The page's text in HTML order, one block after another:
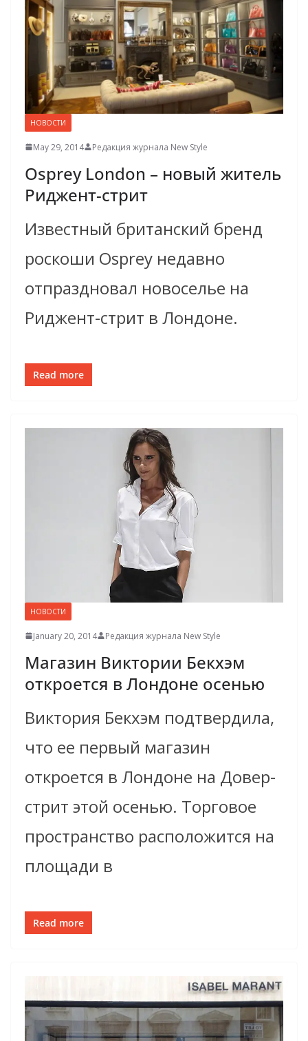
НОВОСТИ
May 29, 2014 Редакция журнала New Style
Osprey London – новый житель
Риджент-стрит
Известный британский бренд
роскоши Osprey недавно
отпраздновал новоселье на
Риджент-стрит в Лондоне.
Read more
НОВОСТИ
January 20, 2014 Редакция журнала New Style
Магазин Виктории Бекхэм
откроется в Лондоне осенью
Виктория Бекхэм подтвердила,
что ее первый магазин
откроется в Лондоне на Довер-
стрит этой осенью. Торговое
пространство расположится на
площади в
Read more